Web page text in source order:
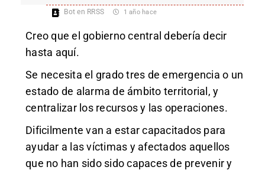
Bot en RRSS 1 año hace
Creo que el gobierno central debería decir
hasta aquí.
Se necesita el grado tres de emergencia o un
estado de alarma de ámbito territorial, y
centralizar los recursos y las operaciones.
Dificilmente van a estar capacitados para
ayudar a las víctimas y afectados aquellos
que no han sido sido capaces de prevenir y